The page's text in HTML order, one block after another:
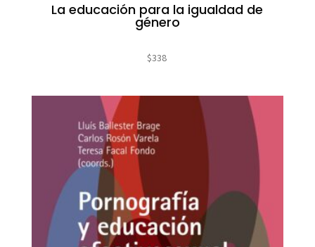
La educación para la igualdad de
género
$338